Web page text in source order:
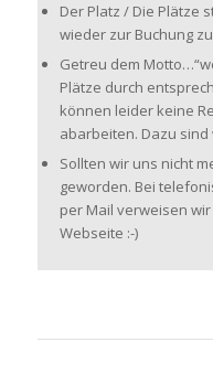
Der Platz / Die Plätze
wieder zur Buchung
Getreu dem
Plätze durch
können leider keine
abarbeiten. Dazu
Sollten wir uns nicht
geworden. Bei
per Mail verweisen
Webseite :-)